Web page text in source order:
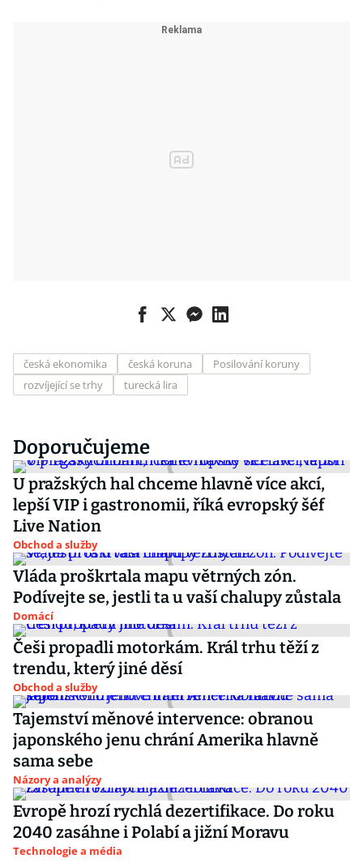
česká ekonomika česká koruna
Posilování koruny
rozvíjející se trhy
turecká lira
Doporučujeme
U pražských hal chceme hlavně více akcí,
lepší VIP i gastronomii, říká evropský šéf
Live Nation
Obchod a služby
Vláda proškrtala mapu větrných zón.
Podívejte se, jestli ta u vaší chalupy zůstala
Domácí
Češi propadli motorkám. Král trhu těží z
trendu, který jiné děsí
Obchod a služby
Tajemství měnové intervence: obranou
japonského jenu chrání Amerika hlavně
sama sebe
Názory a analýzy
Evropě hrozí rychlá dezertifikace. Do roku
2040 zasáhne i Polabí a jižní Moravu
Technologie a média